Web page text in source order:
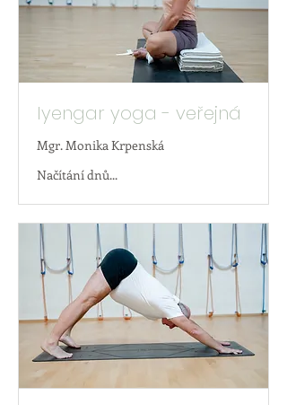
Iyengar yoga - veřejná
Mgr. Monika Krpenská
Načítání dnů...